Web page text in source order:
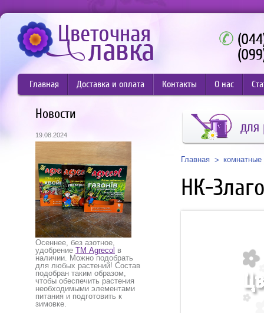
Главная Доставка и оплата Контакты О нас
Новости
19.08.2024
Осеннее, без азотное,
удобрение ТМ Agrecol в
наличии. Можно подобрать
для любых растений! Состав
подобран таким образом,
чтобы обеспечить растения
необходимыми элементами
питания и подготовить к
зимовке.
для
Главная комнатные
НК-